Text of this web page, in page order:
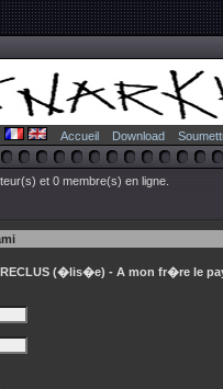
Accueil Download
et 0 membre(s) en ligne.
RECLUS (�lis�e) - A mon fr�re le